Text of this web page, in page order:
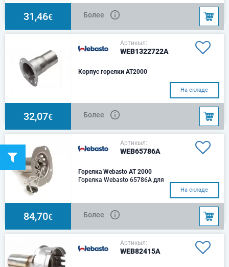
31,46€ Более
Артикыл:
WEB1322722A
Корпус горелки AT2000
На складе
32,07€ Более
Артикыл:
WEB65786A
Горелка Webasto AT 2000
Горелка Webasto 65786A для
Air Top 2000 / 2000S дизель
На складе
84,70€ Более
Артикыл:
WEB82415A